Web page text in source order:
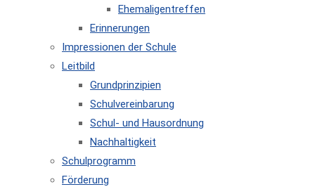
Ehemaligentreffen
Erinnerungen
Impressionen der Schule
Leitbild
Grundprinzipien
Schulvereinbarung
Schul- und Hausordnung
Nachhaltigkeit
Schulprogramm
Förderung